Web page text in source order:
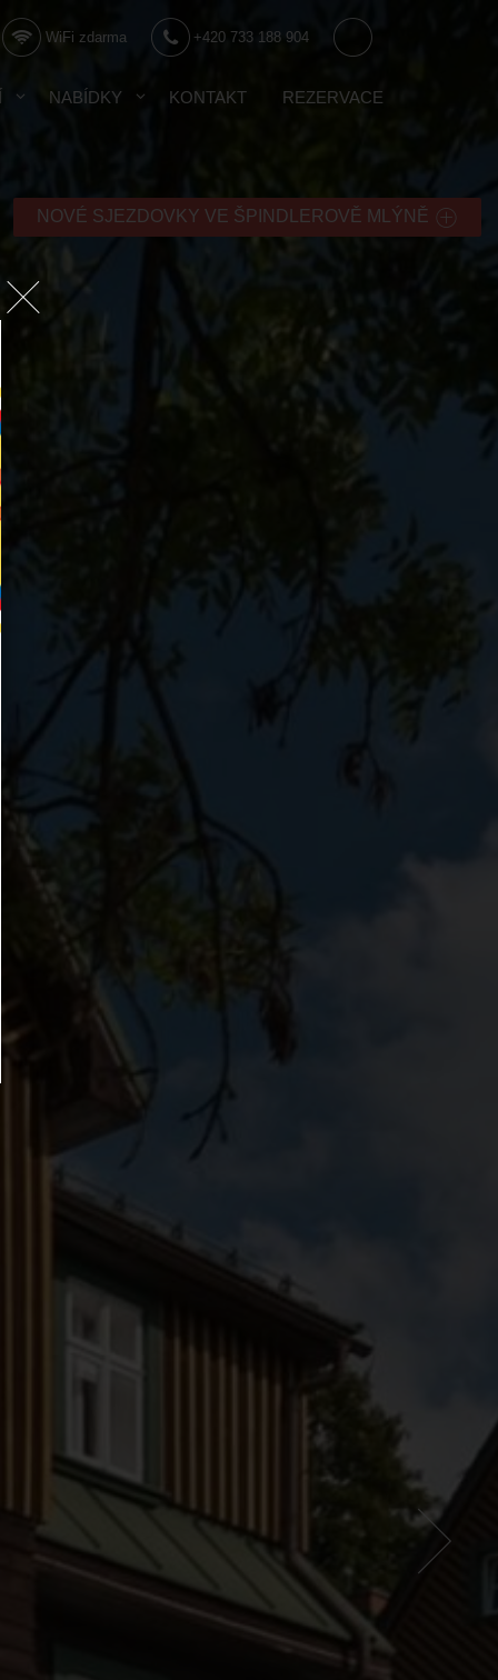
+420 733 188 904
WiFi zdarma
NABÍDKY KONTAKT REZERVACE
NOVÉ SJEZDOVKY VE ŠPINDLEROVĚ MLÝNĚ